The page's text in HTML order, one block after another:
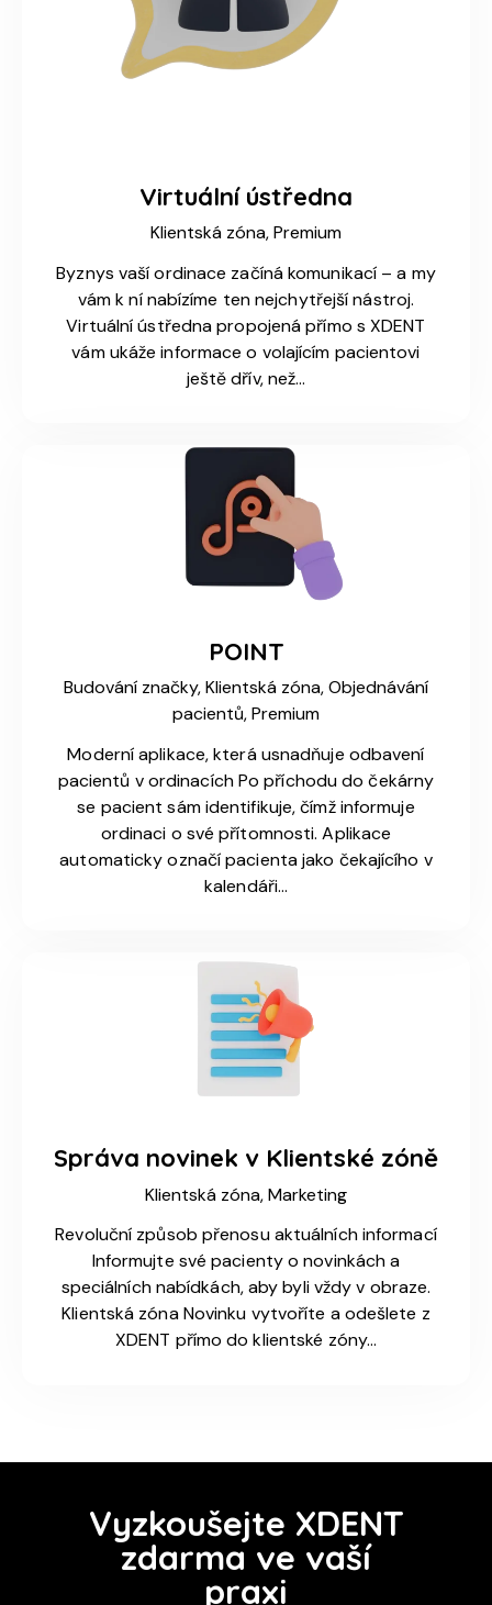
Virtuální ústředna
Klientská zóna,Premium
Byznys vaší ordinace začíná komunikací – a my
vám k ní nabízíme ten nejchytřejší nástroj.
Virtuální ústředna propojená přímo s XDENT
vám ukáže informace o volajícím pacientovi
ještě dřív, než…
POINT
Budování značky,Klientská zóna,Objednávání
pacientů,Premium
Moderní aplikace, která usnadňuje odbavení
pacientů v ordinacích Po příchodu do čekárny
se pacient sám identifikuje, čímž informuje
ordinaci o své přítomnosti. Aplikace
automaticky označí pacienta jako čekajícího v
kalendáři…
Správa novinek v Klientské zóně
Klientská zóna,Marketing
Revoluční způsob přenosu aktuálních informací
Informujte své pacienty o novinkách a
speciálních nabídkách, aby byli vždy v obraze.
Klientská zóna Novinku vytvoříte a odešlete z
XDENT přímo do klientské zóny…
Vyzkoušejte XDENT
zdarma ve vaší
praxi